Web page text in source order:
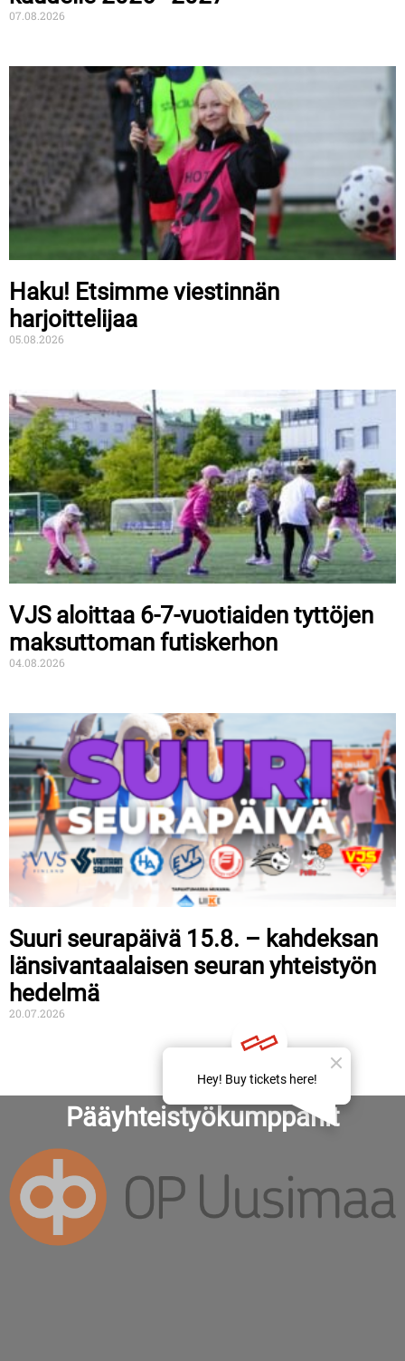
07.08.2026
Haku! Etsimme viestinnän
harjoittelijaa
05.08.2026
VJS aloittaa 6-7-vuotiaiden tyttöjen
maksuttoman futiskerhon
04.08.2026
Suuri seurapäivä 15.8. – kahdeksan
länsivantaalaisen seuran yhteistyön
hedelmä
20.07.2026
Pääyhteistyökumppanit